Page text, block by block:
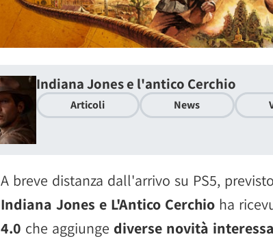
Indiana Jones e l'antico Cerchio
Articoli News
A breve distanza dall'arrivo su PS5,
Indiana Jones e L'Antico Cerchio ha
4.0 che aggiunge diverse novità